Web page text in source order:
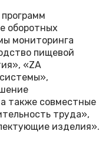
оборотных
мониторинга
пищевой
«ZA
также совместные
труда»,
изделия».